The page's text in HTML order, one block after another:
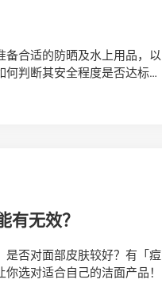
合适的防晒及水上用品，以
判断其安全程度是否达标？
有无效？
是否对面部皮肤较好？有「痘
选对适合自己的洁面产品！